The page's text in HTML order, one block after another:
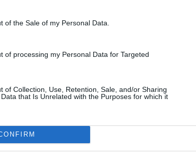
of the Sale of my Personal Data.
of processing my Personal Data for Targeted
of Collection, Use, Retention, Sale, and/or Sharing
that Is Unrelated with the Purposes for which it
(UVI) kertoo tarpeesta suojautua auringon
Mitä suurempi UV-indeksi on, sitä
Sijainti maapallolla, ajankohta, pilvipeitteen
ja yläilmakehän otsonin määrä vaikuttavat UV-
hetkellä auringon ultraviolettisäteilyn taso Eilatissa on
.